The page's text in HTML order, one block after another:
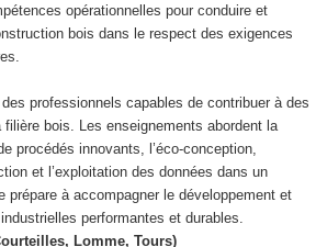
opérationnelles pour conduire et
bois dans le respect des exigences
professionnels capables de contribuer à des
filière bois. Les enseignements abordent la
procédés innovants, l’éco-conception,
et l’exploitation des données dans un
prépare à accompagner le développement et
performantes et durables.
Lomme, Tours)